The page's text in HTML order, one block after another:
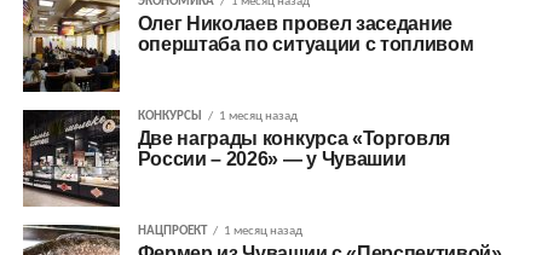
Олег Николаев провел заседание
оперштаба по ситуации с топливом
КОНКУРСЫ 1 месяц назад
Две награды конкурса «Торговля
России – 2026» — у Чувашии
НАЦПРОЕКТ 1 месяц назад